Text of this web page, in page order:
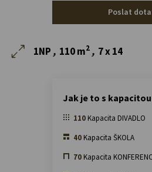
Poslat
1NP , 110 m2 , 7 x 14
Jak je to s kapacitou
110 Kapacita DIVADLO
40 Kapacita ŠKOLA
70 Kapacita